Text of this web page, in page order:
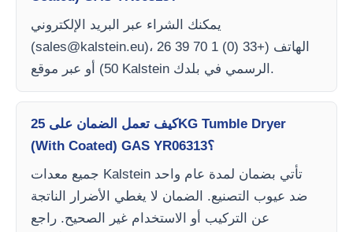
يمكنك الشراء عبر البريد الإلكتروني
(sales@kalstein.eu)، الهاتف (+33 (0) 1 70 39 26
50) أو عبر موقع Kalstein الرسمي في بلدك.
كيف تعمل الضمان على 25KG Tumble Dryer
(With Coated) GAS YR06313؟
جميع معدات Kalstein تأتي بضمان لمدة عام واحد
ضد عيوب التصنيع. الضمان لا يغطي الأضرار الناتجة
عن التركيب أو الاستخدام غير الصحيح. راجع